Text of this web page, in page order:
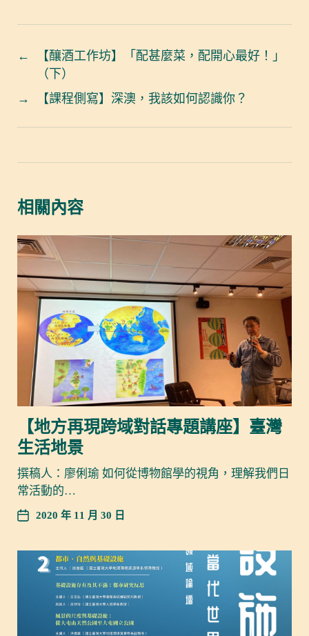
←
【釀酒工作坊】「配甚麼菜，配開心最好！」
（下）
→
【課程側寫】深澳，我該如何認識你？
相關內容
【地方再現跨域對話專題講座】臺灣
生活地景
撰稿人：廖俐瑜 如何從博物館學的視角，理解我們日
常活動的…
2020 年 11 月 30 日